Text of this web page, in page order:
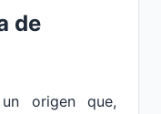
de
origen que,